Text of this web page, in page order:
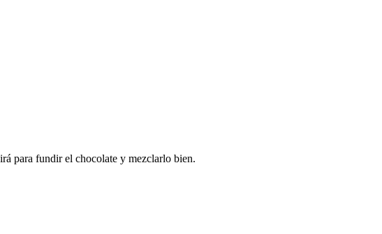
para fundir el chocolate y mezclarlo bien.